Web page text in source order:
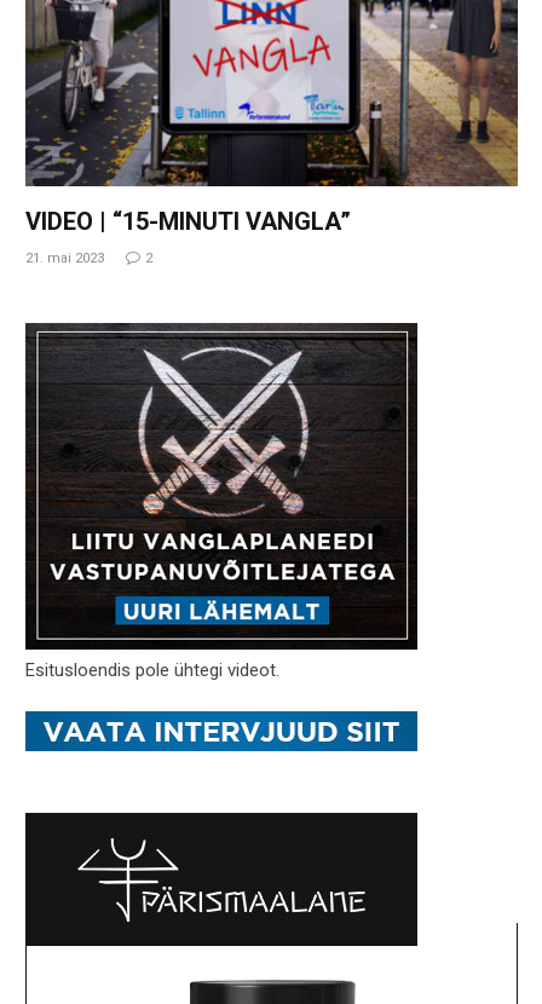
VIDEO | “15-MINUTI VANGLA”
21. mai 2023 2
Esitusloendis pole ühtegi videot.